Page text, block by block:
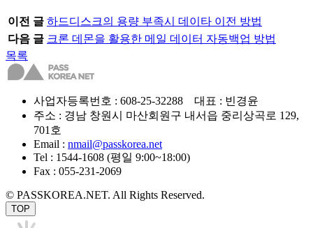
이전 글 하드디스크의 용량 부족시 데이타 이전 방법
다음 글 크론 데몬을 활용한 메일 데이터 자동백업 방법
목록
사업자등록번호 : 608-25-32288 대표 : 빈경윤
주소 : 경남 창원시 마산회원구 내서읍 중리상곡로 129,
701호
Email : nmail@passkorea.net
Tel : 1544-1608 (평일 9:00~18:00)
Fax : 055-231-2069
© PASSKOREA.NET. All Rights Reserved.
TOP